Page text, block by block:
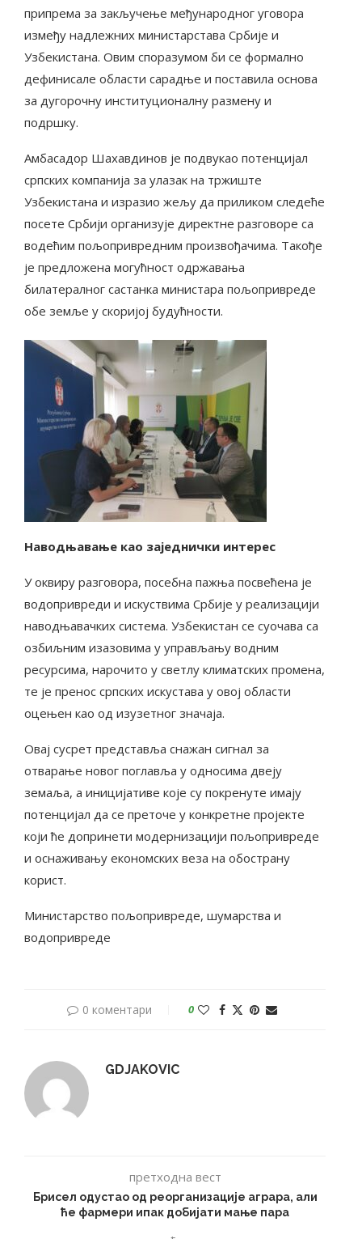
припрема за закључење међународног уговора
између надлежних министарстава Србије и
Узбекистана. Овим споразумом би се формално
дефинисале области сарадње и поставила основа
за дугорочну институционалну размену и
подршку.
Амбасадор Шахавдинов је подвукао потенцијал
српских компанија за улазак на тржиште
Узбекистана и изразио жељу да приликом следеће
посете Србији организује директне разговоре са
водећим пољопривредним произвођачима. Такође
је предложена могућност одржавања
билатералног састанка министара пољопривреде
обе земље у скоријој будућности.
Наводњавање као заједнички интерес
У оквиру разговора, посебна пажња посвећена је
водопривреди и искуствима Србије у реализацији
наводњавачких система. Узбекистан се суочава са
озбиљним изазовима у управљању водним
ресурсима, нарочито у светлу климатских промена,
те је пренос српских искустава у овој области
оцењен као од изузетног значаја.
Овај сусрет представља снажан сигнал за
отварање новог поглавља у односима двеју
земаља, а иницијативе које су покренуте имају
потенцијал да се преточе у конкретне пројекте
који ће допринети модернизацији пољопривреде
и оснаживању економских веза на обострану
корист.
Министарство пољопривреде, шумарства и
водопривреде
0 коментари 0
GDJAKOVIC
претходна вест
Брисел одустао од реорганизације аграра, али
ће фармери ипак добијати мање пара